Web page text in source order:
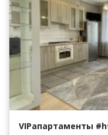
VIPапартаменты